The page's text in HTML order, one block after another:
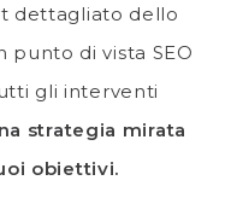
dettagliato dello
punto di vista SEO
gli interventi
strategia mirata
obiettivi.